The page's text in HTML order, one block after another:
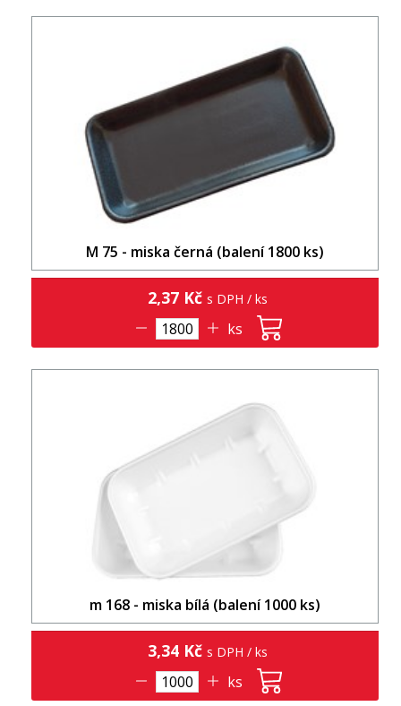
M 75 - miska černá (balení 1800 ks)
2,37 Kč s DPH / ks
ks
m 168 - miska bílá (balení 1000 ks)
3,34 Kč s DPH / ks
ks